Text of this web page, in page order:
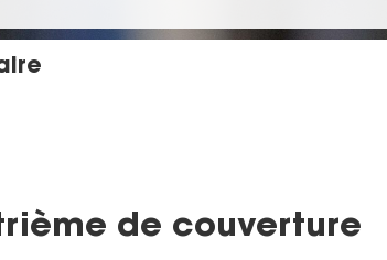
de couverture